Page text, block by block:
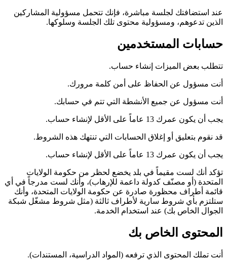
عند استضافتك لجلسة مباشرة، فإنك تتحمل مسؤولية المشاركين
الذين تدعوهم، ومسؤولية محتوى تلك الجلسة وسلوكها.
حسابات المستخدمين
تتطلب بعض الميزات إنشاء حساب.
أنت مسؤول عن الحفاظ على أمن كلمة مرورك.
أنت مسؤول عن جميع الأنشطة التي تتم في حسابك.
يجب أن يكون عمرك 13 عاماً على الأقل لإنشاء حساب.
قد نقوم بتعليق أو إغلاق الحسابات التي تنتهك هذه الشروط.
يجب أن يكون عمرك 13 عاماً على الأقل لإنشاء حساب.
تؤكد أنك لست مقيماً في بلد يخضع لحظر من حكومة الولايات
المتحدة (أو مصنّف كدولة داعمة للإرهاب)، وأنك لست مدرجاً في أي
قائمة أطراف محظورة صادرة عن حكومة الولايات المتحدة، وأنك
ستلتزم بأي شروط سارية لأطراف ثالثة (مثل شروط مشغّل شبكة
الجوال الخاص بك) عند استخدام الخدمة.
المحتوى الخاص بك
أنت تملك المحتوى الذي ترفعه (المواد الدراسية، المستندات).